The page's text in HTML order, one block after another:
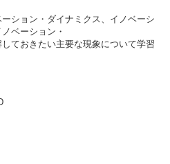
ション・ダイナミクス、イノベーシ
ベーション・
ておきたい主要な現象について学習